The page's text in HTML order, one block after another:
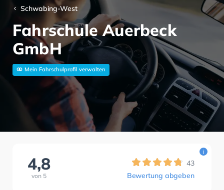
Schwabing-West
Fahrschule Auerbeck
GmbH
Mein Fahrschulprofil verwalten
4,8
von 5
43
Bewertung abgeben
i